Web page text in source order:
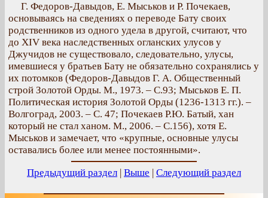
Г. Федоров-Давыдов, Е. Мыськов и Р. Почекаев,
основываясь на сведениях о переводе Бату своих
родственников из одного удела в другой, считают, что
до XIV века наследственных огланских улусов у
Джучидов не существовало, следовательно, улусы,
имевшиеся у братьев Бату не обязательно сохранялись у
их потомков (Федоров-Давыдов Г. А. Общественный
строй Золотой Орды. М., 1973. – С.93; Мыськов Е. П.
Политическая история Золотой Орды (1236-1313 гг.). –
Волгоград, 2003. – С. 47; Почекаев Р.Ю. Батый, хан
который не стал ханом. М., 2006. – С.156), хотя Е.
Мыськов и замечает, что «крупные, основные улусы
оставались более или менее постоянными».
Предыдущий раздел | Выше | Следующий раздел